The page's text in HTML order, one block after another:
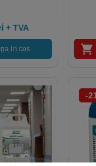
Ecolabel,
complet
+ TVA
in cos
-